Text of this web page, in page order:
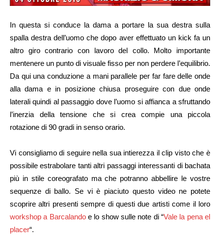
In questa si conduce la dama a portare la sua destra sulla
spalla destra dell’uomo che dopo aver effettuato un kick fa un
altro giro contrario con lavoro del collo. Molto importante
mentenere un punto di visuale fisso per non perdere l’equilibrio.
Da qui una conduzione a mani parallele per far fare delle onde
alla dama e in posizione chiusa proseguire con due onde
laterali quindi al passaggio dove l’uomo si affianca a sfruttando
l’inerzia della tensione che si crea compie una piccola
rotazione di 90 gradi in senso orario.
Vi consigliamo di seguire nella sua intierezza il clip visto che è
possibile estrabolare tanti altri passaggi interessanti di bachata
più in stile coreografato ma che potranno abbellire le vostre
sequenze di ballo. Se vi è piaciuto questo video ne potete
scoprire altri presenti sempre di questi due artisti come il loro
workshop a Barcalandoe lo show sulle note di “Vale la pena el
placer“.